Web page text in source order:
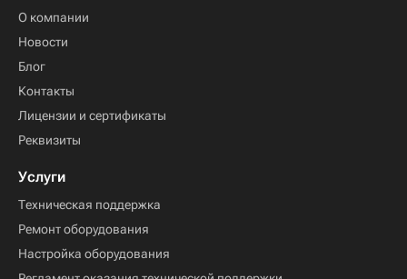
О компании
Новости
Блог
Контакты
Лицензии и сертификаты
Реквизиты
Услуги
Техническая поддержка
Ремонт оборудования
Настройка оборудования